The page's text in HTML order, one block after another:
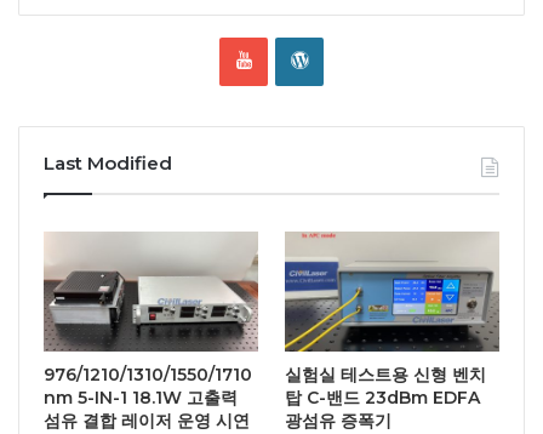
Last Modified
976/1210/1310/1550/1710
nm 5-IN-1 18.1W 고출력
섬유 결합 레이저 운영 시연
실험실 테스트용 신형 벤치
탑 C-밴드 23dBm EDFA
광섬유 증폭기